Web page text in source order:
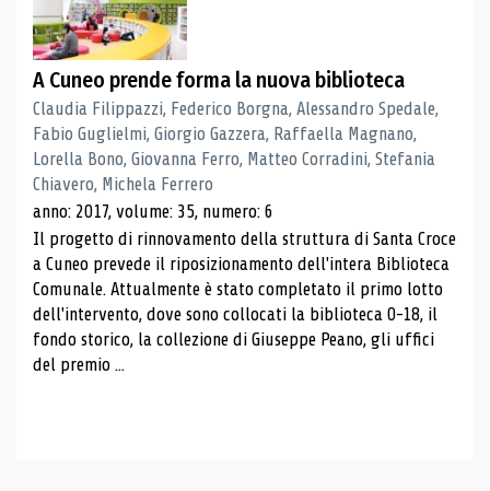
A Cuneo prende forma la nuova biblioteca
Claudia Filippazzi, Federico Borgna, Alessandro Spedale,
Fabio Guglielmi, Giorgio Gazzera, Raffaella Magnano,
Lorella Bono, Giovanna Ferro, Matteo Corradini, Stefania
Chiavero, Michela Ferrero
anno: 2017, volume: 35, numero: 6
Il progetto di rinnovamento della struttura di Santa Croce
a Cuneo prevede il riposizionamento dell'intera Biblioteca
Comunale. Attualmente è stato completato il primo lotto
dell'intervento, dove sono collocati la biblioteca 0-18, il
fondo storico, la collezione di Giuseppe Peano, gli uffici
del premio ...